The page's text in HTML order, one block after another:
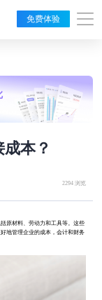
免费体验
本？
2294 浏览
原材料、劳动力和工具等。这些
地管理企业的成本，会计和财务